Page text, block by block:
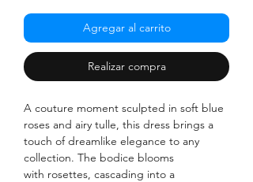
Agregar al carrito
Realizar compra
A couture moment sculpted in soft blue
roses and airy tulle, this dress brings a
touch of dreamlike elegance to any
collection. The bodice blooms
with rosettes, cascading into a